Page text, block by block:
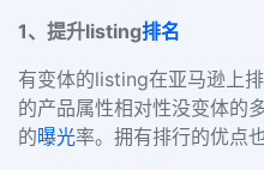
1、提升listing排名
有变体的listing在亚马逊上
的产品属性相对性没变体的
的曝光率。拥有排行的优点